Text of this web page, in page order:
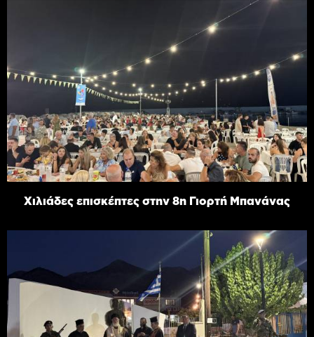
Χιλιάδες επισκέπτες στην 8η Γιορτή Μπανάνας